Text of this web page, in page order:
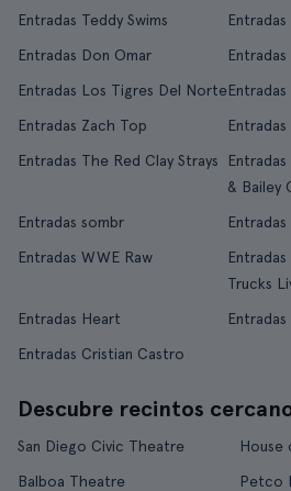
Entradas Teddy Swims
Entradas Don Omar
Entradas Los Tigres Del Norte
Entradas Zach Top
Entradas The Red Clay Strays
& Bailey
Entradas sombr
Entradas WWE Raw
Trucks
Entradas Heart
Entradas Cristian Castro
Descubre recintos
San Diego Civic Theatre
House
Balboa Theatre
Petco